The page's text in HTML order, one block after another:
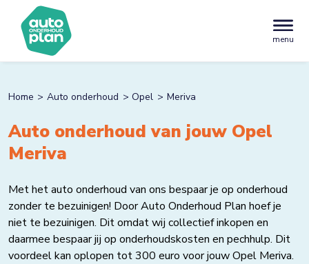
menu
Home Auto onderhoud Opel Meriva
Auto onderhoud van jouw Opel
Meriva
Met het auto onderhoud van ons bespaar je op onderhoud
zonder te bezuinigen! Door Auto Onderhoud Plan hoef je
niet te bezuinigen. Dit omdat wij collectief inkopen en
daarmee bespaar jij op onderhoudskosten en pechhulp. Dit
voordeel kan oplopen tot 300 euro voor jouw Opel Meriva.